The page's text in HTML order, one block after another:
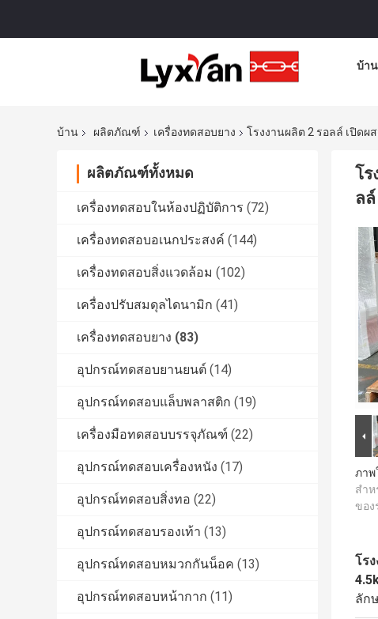
บ้าน
บ้าน ผลิตภัณฑ์ เครื่องทดสอบยาง โรงงานผลิต 2 รอลล์ เปิด
ผลิตภัณฑ์ทั้งหมด
เครื่องทดสอบในห้องปฏิบัติการ (72)
เครื่องทดสอบอเนกประสงค์ (144)
เครื่องทดสอบสิ่งแวดล้อม (102)
เครื่องปรับสมดุลไดนามิก (41)
เครื่องทดสอบยาง (83)
อุปกรณ์ทดสอบยานยนต์ (14)
อุปกรณ์ทดสอบแล็บพลาสติก (19)
เครื่องมือทดสอบบรรจุภัณฑ์ (22)
อุปกรณ์ทดสอบเครื่องหนัง (17)
อุปกรณ์ทดสอบสิ่งทอ (22)
อุปกรณ์ทดสอบรองเท้า (13)
อุปกรณ์ทดสอบหมวกกันน็อค (13)
อุปกรณ์ทดสอบหน้ากาก (11)
โ
ลล์
ภาพ
สํา
ของ
โร
ลัก